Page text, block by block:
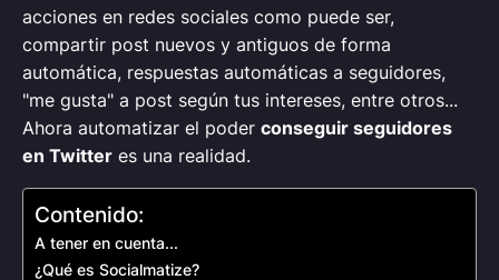
acciones en redes sociales como puede ser,
compartir post nuevos y antiguos de forma
automática, respuestas automáticas a seguidores,
"me gusta" a post según tus intereses, entre otros...
Ahora automatizar el poder conseguir seguidores
en Twitter es una realidad.
Contenido:
A tener en cuenta...
¿Qué es Socialmatize?